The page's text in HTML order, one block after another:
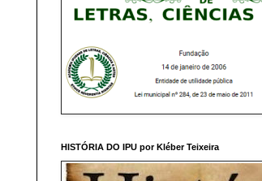
HISTÓRIA DO IPU por Kléber Teixeira